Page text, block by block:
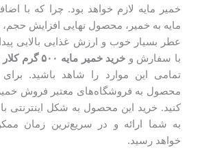
خمیر مایه لازم خواهد بود. چرا که با
مایه به خمیر، محصول نهایی افزایش
عطر بسیار خوب و ارزش غذایی بالایی
با سفارش و خریدخمیر مایه ۵۰۰ گرم کلار مایه
تمامی این موارد را شاهد باشید.
محصول به فروشگاه‌های معتبر فروش خمیر
کنید. خرید این محصول به شکل اینترنتی
به شما ارائه و در سریع‌ترین زمان
خواهد رسید.